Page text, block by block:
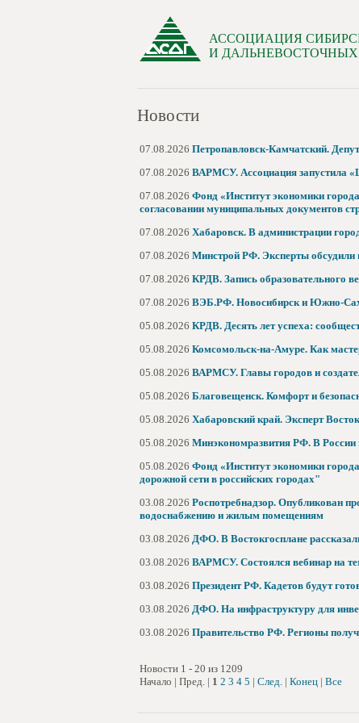
АССОЦИАЦИЯ
И ДАЛЬНЕВОСТОЧНЫХ
Новости
07.08.2026 Петропавловск-Камчатский.
07.08.2026 ВАРМСУ. Ассоциация запустила
07.08.2026 Фонд «Институт экономики
согласовании муниципальных документов
07.08.2026 Хабаровск. В администрации
07.08.2026 Минстрой РФ. Эксперты обсудили
07.08.2026 КРДВ. Запись образовательного
07.08.2026 ВЭБ.РФ. Новосибирск и Южно-
05.08.2026 КРДВ. Десять лет успеха:
05.08.2026 Комсомольск-на-Амуре. Как
05.08.2026 ВАРМСУ. Главы городов и
05.08.2026 Благовещенск. Комфорт и
05.08.2026 Хабаровский край. Эксперт
05.08.2026 Минэкономразвития РФ. В России
05.08.2026 Фонд «Институт экономики
дорожной сети в российских городах"
03.08.2026 Роспотребнадзор. Опубликован
водоснабжению и жилым помещениям
03.08.2026 ДФО. В Востокгосплане
03.08.2026 ВАРМСУ. Состоялся вебинар на
03.08.2026 Президент РФ. Кадетов будут
03.08.2026 ДФО. На инфраструктуру для
03.08.2026 Правительство РФ. Регионы
Новости 1 - 20 из 1209
Начало | Пред. | 1 2 3 4 5 | След.| Конец | Все